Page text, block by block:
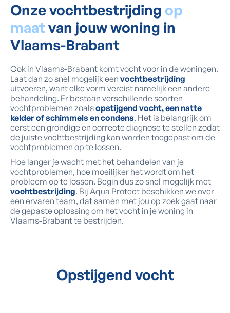
Onze vochtbestrijding op
maat van jouw woning in
Vlaams-Brabant
Ook in Vlaams-Brabant komt vocht voor in de woningen.
Laat dan zo snel mogelijk een vochtbestrijding
uitvoeren, want elke vorm vereist namelijk een andere
behandeling. Er bestaan verschillende soorten
vochtproblemen zoalsopstijgend vocht, een natte
kelder of schimmels en condens. Het is belangrijk om
eerst een grondige en correcte diagnose te stellen zodat
de juiste vochtbestrijding kan worden toegepast om de
vochtproblemen op te lossen.
Hoe langer je wacht met het behandelen van je
vochtproblemen, hoe moeilijker het wordt om het
probleem op te lossen. Begin dus zo snel mogelijk met
vochtbestrijding. Bij Aqua Protect beschikken we over
een ervaren team, dat samen met jou op zoek gaat naar
de gepaste oplossing om het vocht in je woning in
Vlaams-Brabant te bestrijden.
Opstijgend vocht